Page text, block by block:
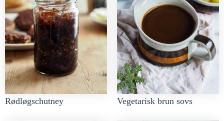
Rødløgschutney Vegetarisk brun sovs